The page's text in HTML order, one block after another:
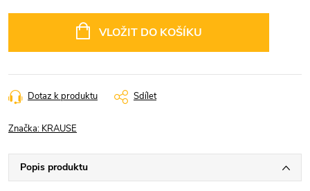
VLOŽIT DO KOŠÍKU
Dotaz k produktu Sdílet
Značka: KRAUSE
Popis produktu